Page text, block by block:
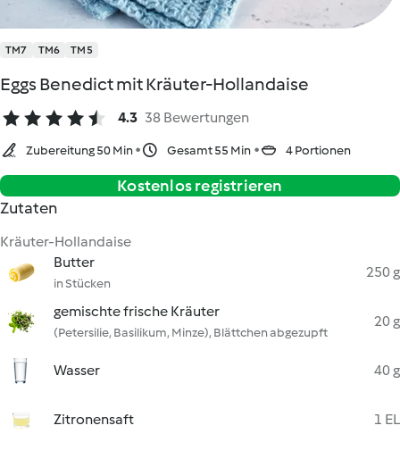
TM7 TM6 TM5
Eggs Benedict mit Kräuter-Hollandaise
4.3 38 Bewertungen
Zubereitung 50 Min Gesamt 55 Min 4 Portionen
Kostenlos registrieren
Zutaten
Kräuter-Hollandaise
Butter
in Stücken
250 g
gemischte frische Kräuter
(Petersilie, Basilikum, Minze), Blättchen abgezupft
20 g
Wasser 40 g
Zitronensaft 1 EL